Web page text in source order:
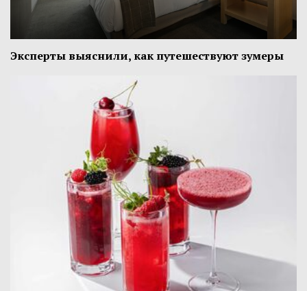
Эксперты выяснили, как путешествуют зумеры